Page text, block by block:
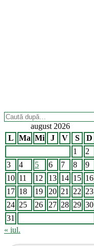
Caută
august 2026
L
Ma Mi J V S
D
1
2
3
4 5 6 7 8
9
10 11 12 13 14 15 16
17 18 19 20 21 22 23
24 25 26 27 28 29 30
31
« iul.